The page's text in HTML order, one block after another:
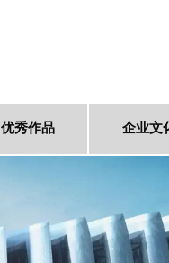
优秀作品 企业文